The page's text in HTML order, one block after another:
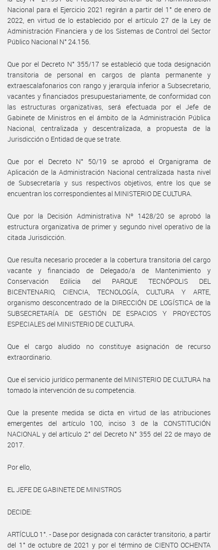
Nacional para el Ejercicio 2021 regirán a partir del 1° de enero de
2022, en virtud de lo establecido por el artículo 27 de la Ley de
Administración Financiera y de los Sistemas de Control del Sector
Público Nacional N° 24.156.
Que por el Decreto N° 355/17 se estableció que toda designación
transitoria de personal en cargos de planta permanente y
extraescalafonarios con rango y jerarquía inferior a Subsecretario,
vacantes y financiados presupuestariamente, de conformidad con
las estructuras organizativas, será efectuada por el Jefe de
Gabinete de Ministros en el ámbito de la Administración Pública
Nacional, centralizada y descentralizada, a propuesta de la
Jurisdicción o Entidad de que se trate.
Que por el Decreto N° 50/19 se aprobó el Organigrama de
Aplicación de la Administración Nacional centralizada hasta nivel
de Subsecretaría y sus respectivos objetivos, entre los que se
encuentran los correspondientes al MINISTERIO DE CULTURA.
Que por la Decisión Administrativa Nº 1428/20 se aprobó la
estructura organizativa de primer y segundo nivel operativo de la
citada Jurisdicción.
Que resulta necesario proceder a la cobertura transitoria del cargo
vacante y financiado de Delegado/a de Mantenimiento y
Conservación Edilicia del PARQUE TECNÓPOLIS DEL
BICENTENARIO, CIENCIA, TECNOLOGÍA, CULTURA Y ARTE,
organismo desconcentrado de la DIRECCIÓN DE LOGÍSTICA de la
SUBSECRETARÍA DE GESTIÓN DE ESPACIOS Y PROYECTOS
ESPECIALES del MINISTERIO DE CULTURA.
Que el cargo aludido no constituye asignación de recurso
extraordinario.
Que el servicio jurídico permanente del MINISTERIO DE CULTURA ha
tomado la intervención de su competencia.
Que la presente medida se dicta en virtud de las atribuciones
emergentes del artículo 100, inciso 3 de la CONSTITUCIÓN
NACIONAL y del artículo 2° del Decreto N° 355 del 22 de mayo de
2017.
Por ello,
EL JEFE DE GABINETE DE MINISTROS
DECIDE:
ARTÍCULO 1°. - Dase por designada con carácter transitorio, a partir
del 1° de octubre de 2021 y por el término de CIENTO OCHENTA